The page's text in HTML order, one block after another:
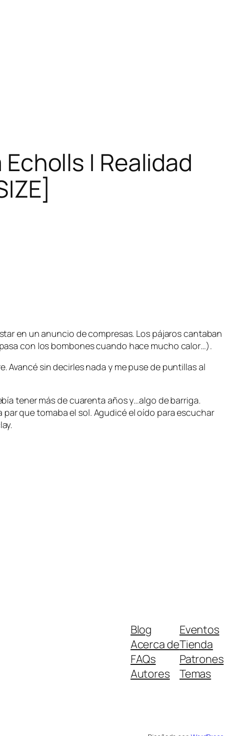
| Realidad
en un anuncio de compresas. Los pájaros cantaban
con los bombones cuando hace mucho calor…).
Avancé sin decirles nada y me puse de puntillas al
tener más de cuarenta años y…algo de barriga.
que tomaba el sol. Agudicé el oído para escuchar
Blog
Acerca de
FAQs
Autores
Eventos
Tienda
Patrones
Temas